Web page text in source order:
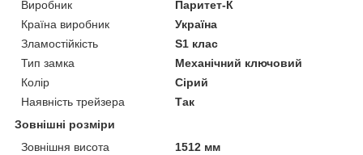
Виробник
Паритет-К
Країна виробник
Україна
Зламостійкість
S1 клас
Тип замка
Механічний ключовий
Колір
Сірий
Наявність трейзера
Так
Зовнішні розміри
Зовнішня висота
1512 мм